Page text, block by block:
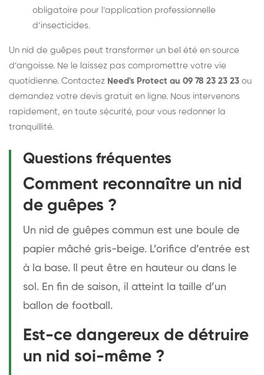
obligatoire pour l’application professionnelle
d’insecticides.
Un nid de guêpes peut transformer un bel été en source
d’angoisse. Ne le laissez pas compromettre votre vie
quotidienne. Contactez Need's Protect au 09 78 23 23 23 ou
demandez votre devis gratuit en ligne. Nous intervenons
rapidement, en toute sécurité, pour vous redonner la
tranquillité.
Questions fréquentes
Comment reconnaître un nid
de guêpes ?
Un nid de guêpes commun est une boule de
papier mâché gris-beige. L’orifice d’entrée est
à la base. Il peut être en hauteur ou dans le
sol. En fin de saison, il atteint la taille d’un
ballon de football.
Est-ce dangereux de détruire
un nid soi-même ?